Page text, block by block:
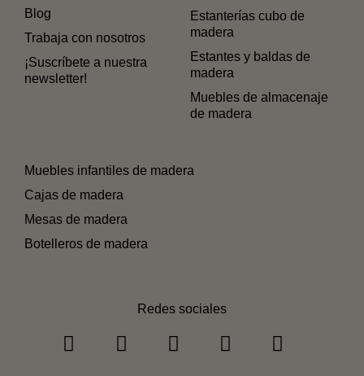
Blog
Trabaja con nosotros
¡Suscríbete a nuestra
newsletter!
Estanterías cubo de
madera
Estantes y baldas de
madera
Muebles de almacenaje
de madera
Muebles infantiles de madera
Cajas de madera
Mesas de madera
Botelleros de madera
Redes sociales